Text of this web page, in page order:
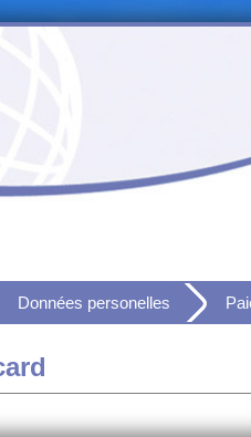
Données personelles